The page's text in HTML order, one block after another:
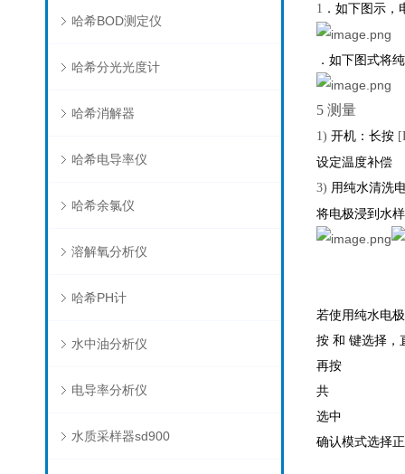
哈希BOD测定仪
哈希分光光度计
哈希消解器
哈希电导率仪
哈希余氯仪
溶解氧分析仪
哈希PH计
水中油分析仪
电导率分析仪
水质采样器sd900
1 ．如下图示
．如下图式将
5 测量
1) 开机：长按
设定温度补偿
3) 用纯水清洗
将电极浸到水
若使用纯水电
按 和 键选择
再按
共
选中
确认模式选择